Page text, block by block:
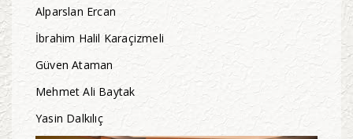
Alparslan Ercan
İbrahim Halil Karaçizmeli
Güven Ataman
Mehmet Ali Baytak
Yasin Dalkılıç